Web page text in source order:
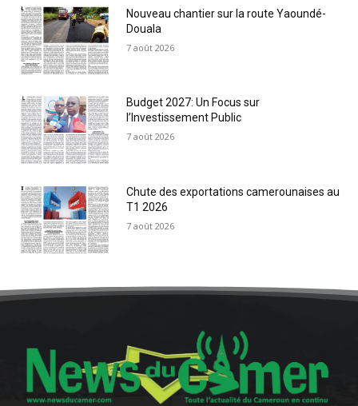
Nouveau chantier sur la route Yaoundé-
Douala
7 août 2026
Budget 2027: Un Focus sur
l’Investissement Public
7 août 2026
Chute des exportations camerounaises au
T1 2026
7 août 2026